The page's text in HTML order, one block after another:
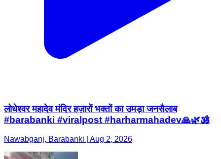
लोधेश्वर महादेव मंदिर हज़ारों भक्तों का उमड़ा जनसैलाब
#barabanki #viralpost #harharmahadev🙏🌿🕉️
Nawabganj, Barabanki | Aug 2, 2026